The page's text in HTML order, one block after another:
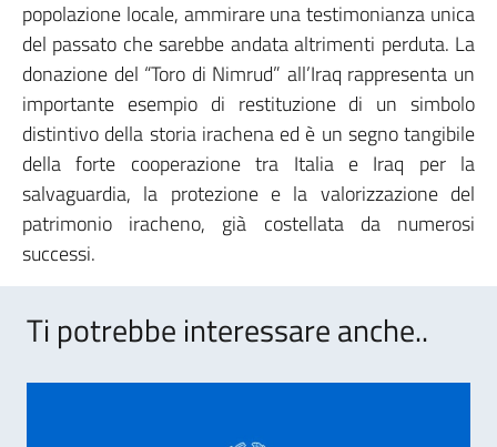
popolazione locale, ammirare una testimonianza unica
del passato che sarebbe andata altrimenti perduta. La
donazione del “Toro di Nimrud” all’Iraq rappresenta un
importante esempio di restituzione di un simbolo
distintivo della storia irachena ed è un segno tangibile
della forte cooperazione tra Italia e Iraq per la
salvaguardia, la protezione e la valorizzazione del
patrimonio iracheno, già costellata da numerosi
successi.
Ti potrebbe interessare anche..